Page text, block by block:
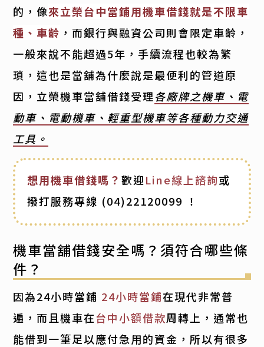
的，像來立榮台中當鋪用機車借錢就是不限車
種、車齡 ，而銀行與融資公司則會限定車齡，
一般來說不能超過5年，手續流程也較為繁
瑣，這也是當舖為什麼說是最便利的管道原
因，立榮機車當舖借錢受理各廠牌之機車、電
動車、電動機車、輕重型機車等各種動力交通
工具。
想用機車借錢嗎？歡迎Line線上諮詢或
撥打服務專線 (04)22120099 ！
機車當舖借錢安全嗎？須符合哪些條
件？
因為24小時當鋪 24小時當鋪在現代非常普
遍，而且機車在台中小額借款周轉上，通常也
能借到一筆足以應付急用的資金，所以有很多